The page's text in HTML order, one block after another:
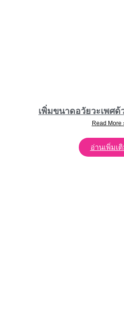
เพิ่มขนาดอวัยวะเพศ
Read More
อ่านเพิ่มเ